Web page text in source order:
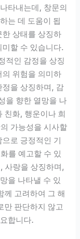
타내는데, 창문의
는 데 도움이 됩
상태를 상징하
할 수 있습니다.
적인 감정을 상징
위험을 의미하
을 상징하며, 감
을 향한 열망을 나
친화, 행운이나 희
가능성을 시사할
로 긍정적인 기
를 예고할 수 있
사랑을 상징하며,
을 나타낼 수 있
께 고려하여 그 해
만 판단하지 않고
합니다.